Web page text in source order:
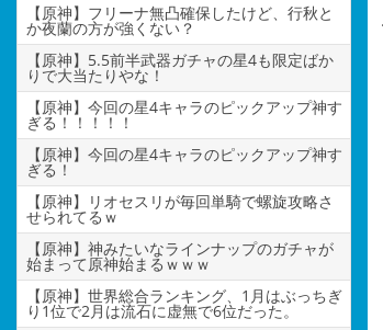
【原神】フリーナ無凸確保したけど、行秋と
か夜蘭の方が強くない？
【原神】5.5前半武器ガチャの星4も限定ばか
りで大当たりやな！
【原神】今回の星4キャラのピックアップ神す
ぎる！！！！！
【原神】今回の星4キャラのピックアップ神す
ぎる！
【原神】リオセスリが毎回単騎で螺旋攻略さ
せられてるｗ
【原神】神みたいなラインナップのガチャが
始まって原神始まるｗｗｗ
【原神】世界総合ランキング、1月はぶっちぎ
り1位で2月は流石に虚無で6位だった。